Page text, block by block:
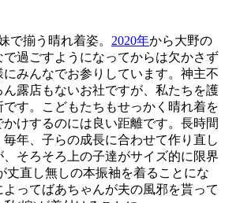
で揃う晴れ着姿。 2020年から大野の
過ごすようになってからは欠かさず
みんなでお参りしています。神主不
露店もないお社ですが、私たちを護
す。こどもたちもせっかく晴れ着を
けするのには良い距離です。長時間
年、子らの成長に合わせて作り直し
そろそろ上の子達がサイズ的に限界
丈直し無しの本振袖を着ることにな
ってばあちゃんが夫の風邪を貰って